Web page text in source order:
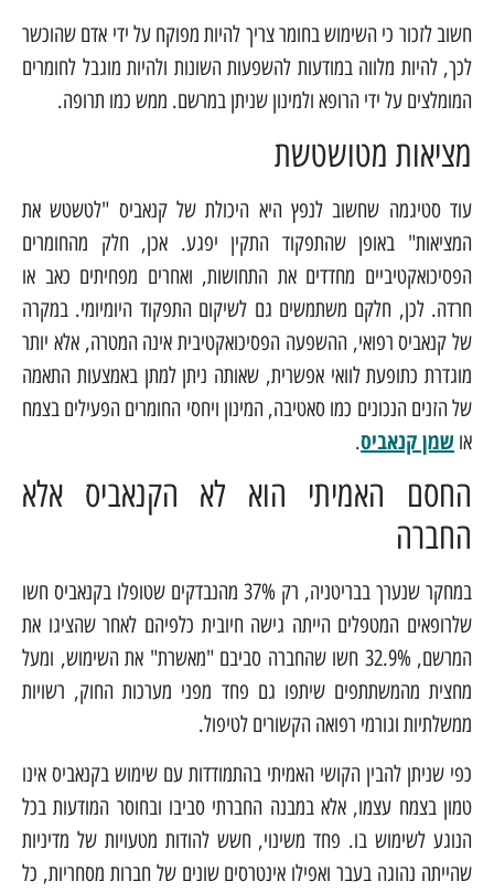
חשוב לזכור כי השימוש בחומר צריך להיות מפוקח על ידי אדם שהוכשר
לכך, להיות מלווה במודעות להשפעות השונות ולהיות מוגבל לחומרים
המומלצים על ידי הרופא ולמינון שניתן במרשם. ממש כמו תרופה.
מציאות מטושטשת
עוד סטיגמה שחשוב לנפץ היא היכולת של קנאביס "לטשטש את
המציאות" באופן שהתפקוד התקין יפגע. אכן, חלק מהחומרים
הפסיכואקטיביים מחדדים את התחושות, ואחרים מפחיתים כאב או
חרדה. לכן, חלקם משתמשים גם לשיקום התפקוד היומיומי. במקרה
של קנאביס רפואי, ההשפעה הפסיכואקטיבית אינה המטרה, אלא יותר
מוגדרת כתופעת לוואי אפשרית, שאותה ניתן למתן באמצעות התאמה
של הזנים הנכונים כמו סאטיבה, המינון ויחסי החומרים הפעילים בצמח
או שמן קנאביס.
החסם האמיתי הוא לא הקנאביס אלא
החברה
במחקר שנערך בבריטניה, רק 37% מהנבדקים שטופלו בקנאביס חשו
שלרופאים המטפלים הייתה גישה חיובית כלפיהם לאחר שהציגו את
המרשם, 32.9% חשו שהחברה סביבם "מאשרת" את השימוש, ומעל
מחצית מהמשתתפים שיתפו גם פחד מפני מערכות החוק, רשויות
ממשלתיות וגורמי רפואה הקשורים לטיפול.
כפי שניתן להבין הקושי האמיתי בהתמודדות עם שימוש בקנאביס אינו
טמון בצמח עצמו, אלא במבנה החברתי סביבו ובחוסר המודעות בכל
הנוגע לשימוש בו. פחד משינוי, חשש להודות מטעויות של מדיניות
שהייתה נהוגה בעבר ואפילו אינטרסים שונים של חברות מסחריות, כל